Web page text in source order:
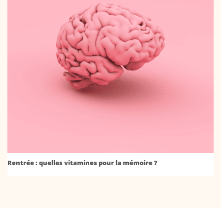
Rentrée : quelles vitamines pour la mémoire ?